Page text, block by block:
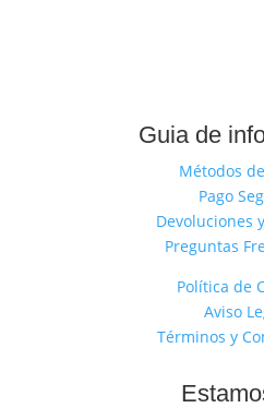
Guia de
Métodos
Pago
Devoluciones
Preguntas
Política de
Aviso
Términos y